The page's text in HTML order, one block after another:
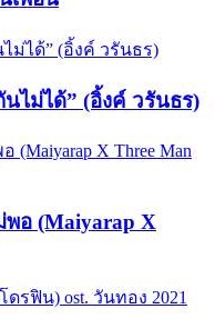
ไม่ได้” (อิ้งค์ วรันธร)
พอ (Maiyarap X